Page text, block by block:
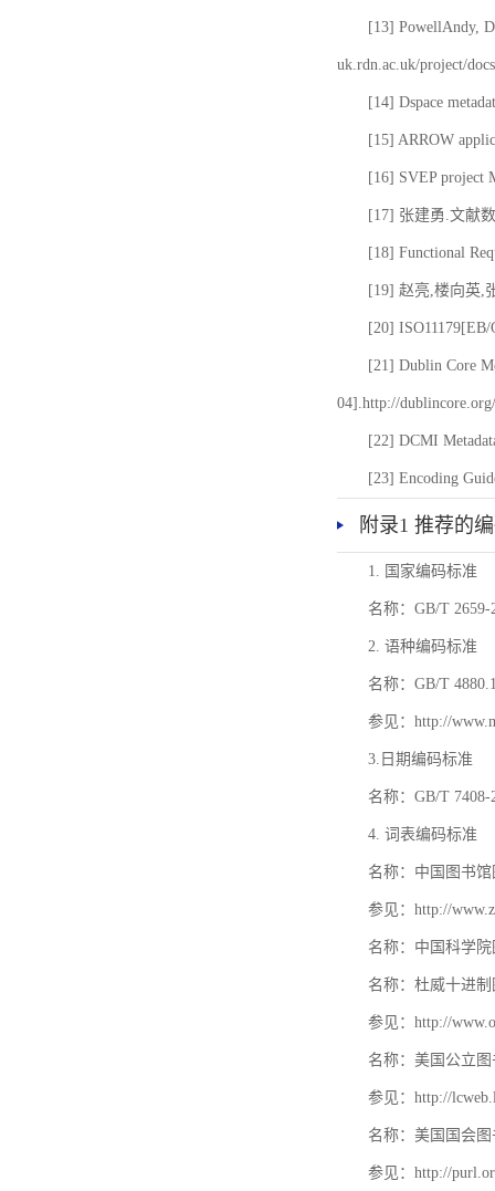
[13] PowellAndy,
uk.rdn.ac.uk/project/
[14] Dspace
[15] ARROW
[16] SVEP project
[17] 张建勇.文献
[18] Functional
[19] 赵亮,楼向英,
[20] ISO11179[EB/
[21] Dublin Core
04].http://
[22] DCMI
[23] Encoding
附录1 推荐的
1. 国家编码标准
名称：GB/T
2. 语种编码标准
名称：GB/T
参见：http://
3.日期编码标准
名称：GB/T
4. 词表编码标准
名称：中国图书
参见：http://
名称：中国科学
名称：杜威十进
参见：http://
名称：美国公立
参见：http://
名称：美国国会
参见：http://